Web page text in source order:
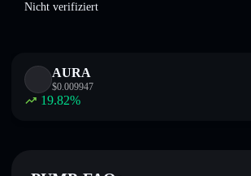
Nicht verifiziert
AURA
$0.009947
19.82%